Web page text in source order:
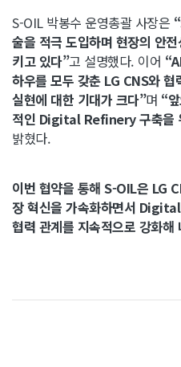
S-OIL 박봉수 운영총괄 사장은
술을 적극 도입하며 현장의 안
키고 있다”고 설명했다. 이어
하우를 모두 갖춘 LG CNS와
실현에 대한 기대가 크다”며 “
적인 Digital Refinery 구축을
밝혔다.
이번 협약을 통해 S-OIL은 LG
장 혁신을 가속화하면서
협력 관계를 지속적으로 강화해